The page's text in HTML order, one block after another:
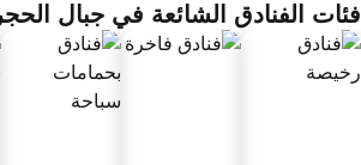
الفنادق الشائعة في جبال الحجر